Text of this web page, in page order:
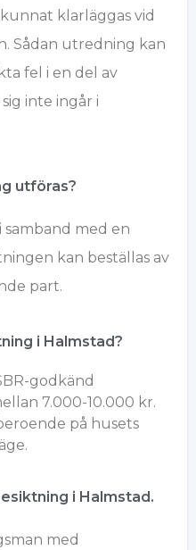
klarläggas vid
Sådan utredning kan
fel i en del av
inte ingår i
utföras?
med en
kan beställas av
part.
i Halmstad?
godkänd
7.000-10.000 kr.
på husets
i Halmstad.
med